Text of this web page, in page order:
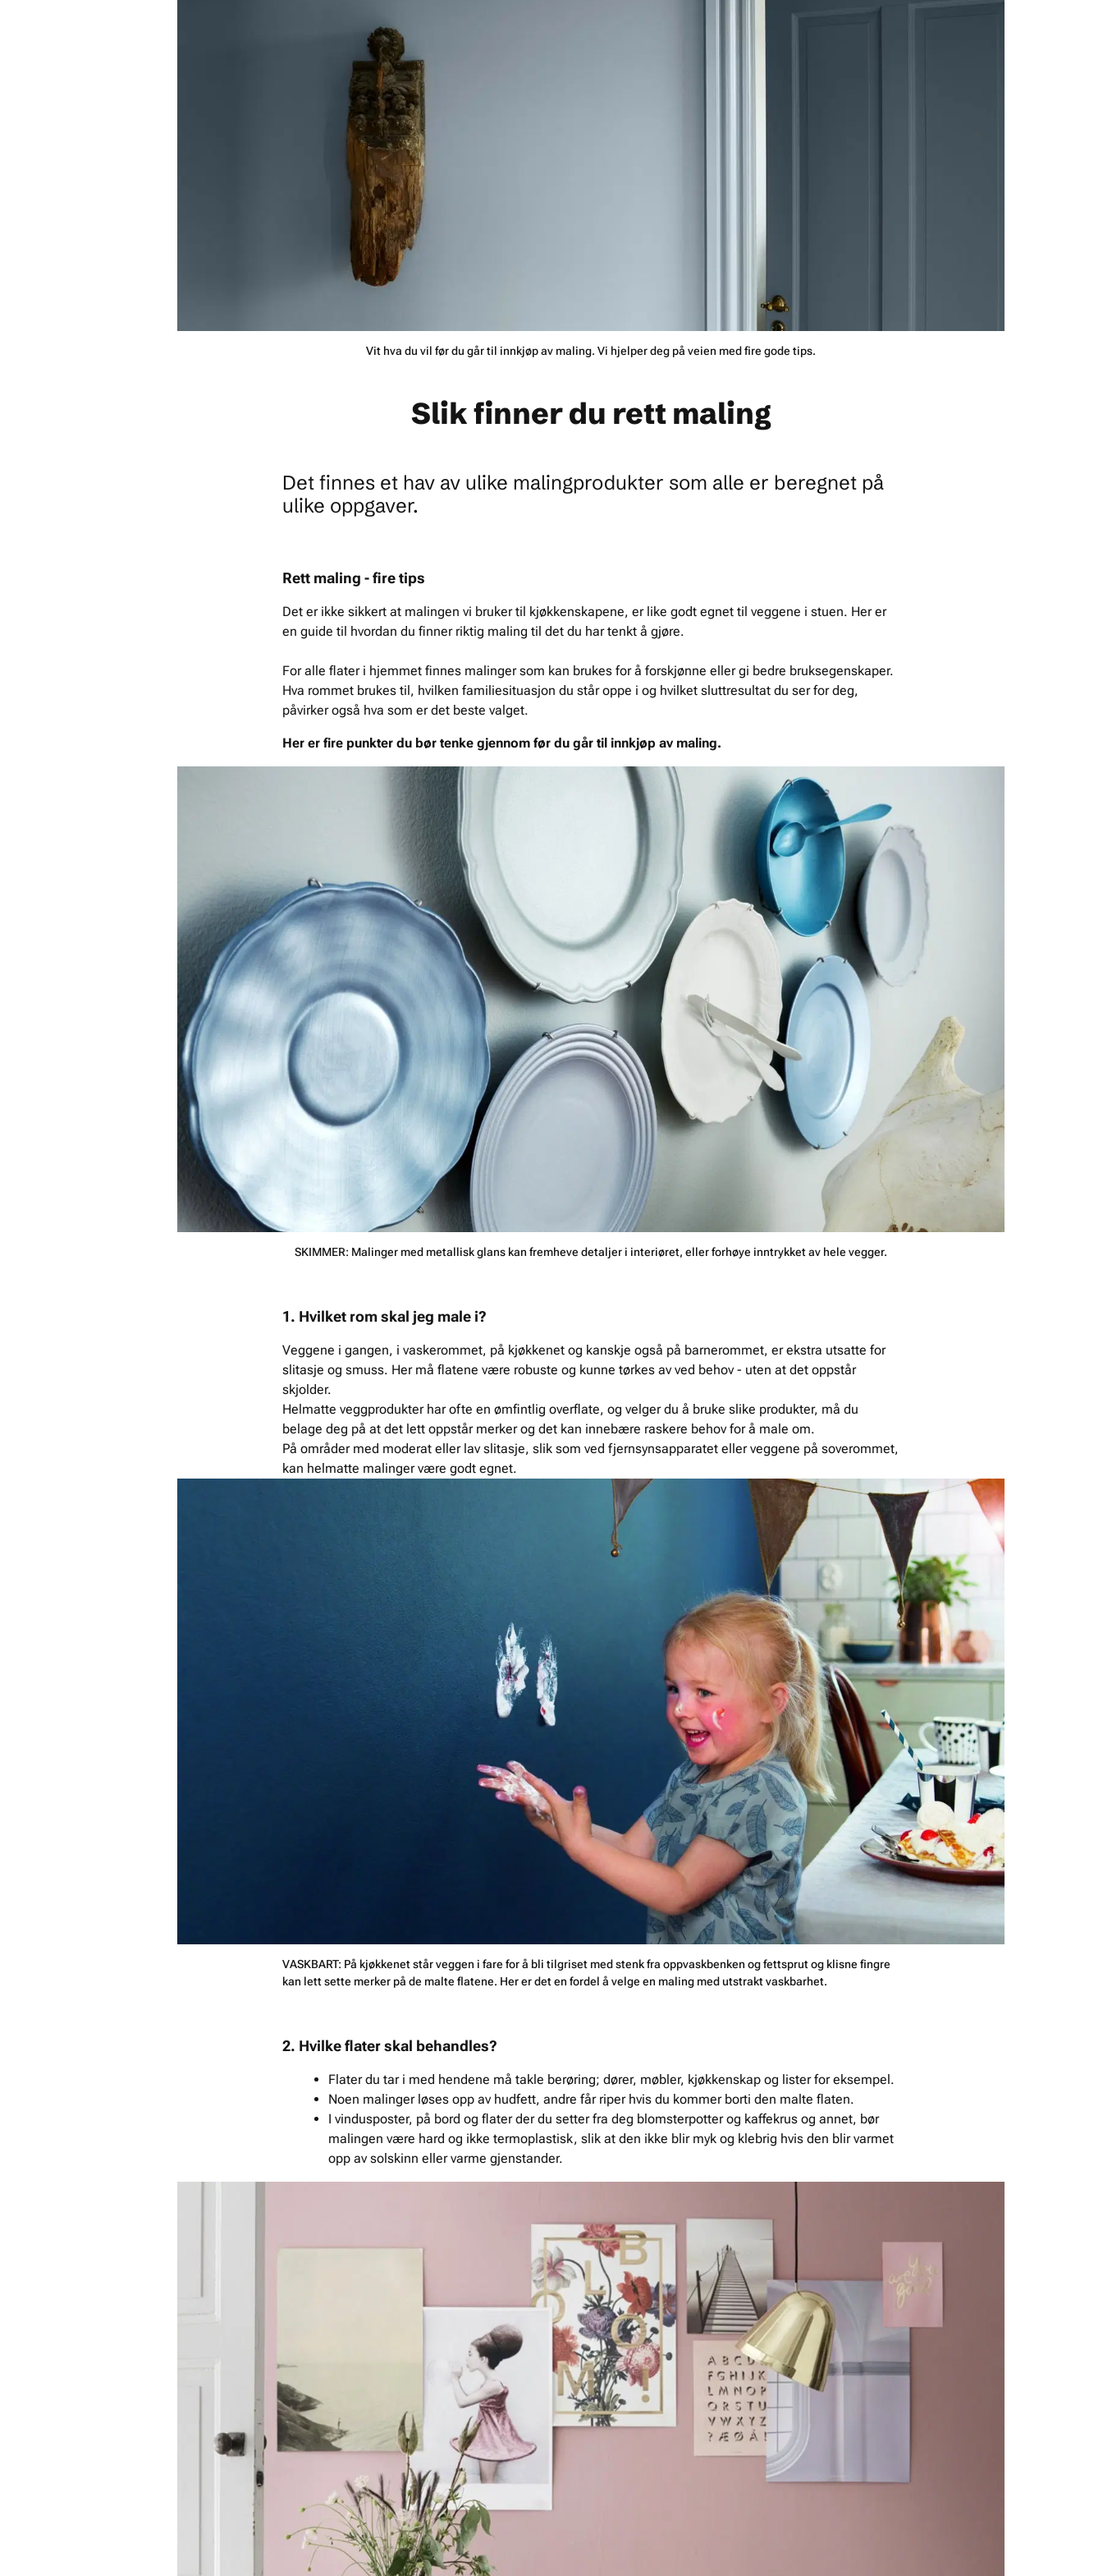
Vit hva du vil før du går til innkjøp av maling. Vi hjelper deg på veien med fire gode tips.
Slik finner du rett maling
Det finnes et hav av ulike malingprodukter som alle er beregnet på
ulike oppgaver.
Rett maling - fire tips
Det er ikke sikkert at malingen vi bruker til kjøkkenskapene, er like godt egnet til veggene i stuen. Her er
en guide til hvordan du finner riktig maling til det du har tenkt å gjøre.
For alle flater i hjemmet finnes malinger som kan brukes for å forskjønne eller gi bedre bruksegenskaper.
Hva rommet brukes til, hvilken familiesituasjon du står oppe i og hvilket sluttresultat du ser for deg,
påvirker også hva som er det beste valget.
Her er fire punkter du bør tenke gjennom før du går til innkjøp av maling.
SKIMMER: Malinger med metallisk glans kan fremheve detaljer i interiøret, eller forhøye inntrykket av hele vegger.
1. Hvilket rom skal jeg male i?
Veggene i gangen, i vaskerommet, på kjøkkenet og kanskje også på barnerommet, er ekstra utsatte for
slitasje og smuss. Her må flatene være robuste og kunne tørkes av ved behov - uten at det oppstår
skjolder.
Helmatte veggprodukter har ofte en ømfintlig overflate, og velger du å bruke slike produkter, må du
belage deg på at det lett oppstår merker og det kan innebære raskere behov for å male om.
På områder med moderat eller lav slitasje, slik som ved fjernsynsapparatet eller veggene på soverommet,
kan helmatte malinger være godt egnet.
VASKBART: På kjøkkenet står veggen i fare for å bli tilgriset med stenk fra oppvaskbenken og fettsprut og klisne fingre
kan lett sette merker på de malte flatene. Her er det en fordel å velge en maling med utstrakt vaskbarhet.
2. Hvilke flater skal behandles?
Flater du tar i med hendene må takle berøring; dører, møbler, kjøkkenskap og lister for eksempel.
Noen malinger løses opp av hudfett, andre får riper hvis du kommer borti den malte flaten.
I vindusposter, på bord og flater der du setter fra deg blomsterpotter og kaffekrus og annet, bør
malingen være hard og ikke termoplastisk, slik at den ikke blir myk og klebrig hvis den blir varmet
opp av solskinn eller varme gjenstander.